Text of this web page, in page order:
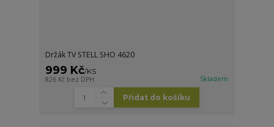
Držák TV STELL SHO 4620
999 Kč/KS
826 Kč bez DPH Skladem
Přidat do košíku